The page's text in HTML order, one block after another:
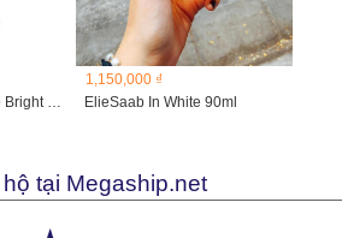
Nước hoa nữ tester Versace Bright crystal 90ml
1,150,000 ₫
ElieSaab In White 90ml
tại Megaship.net